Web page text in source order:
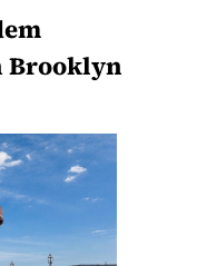
Brooklyn